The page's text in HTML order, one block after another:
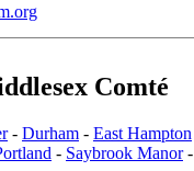
Comté
- Durham - East Hampton
- Saybrook Manor